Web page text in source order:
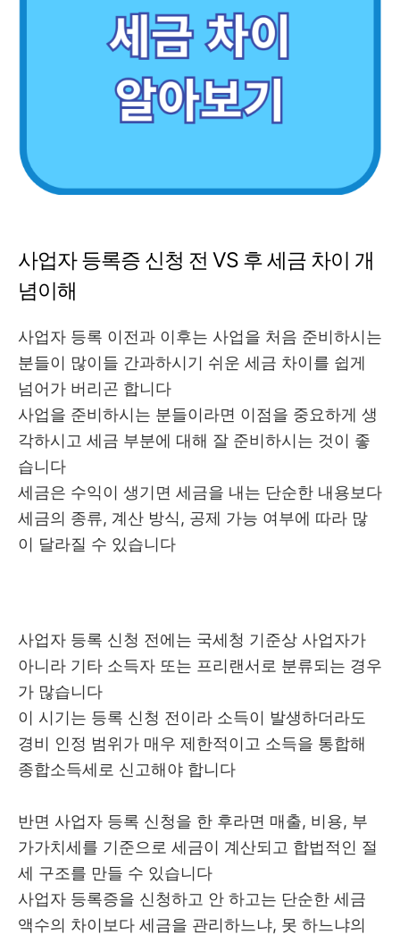
사업자 등록증 신청 전 VS 후 세금 차이 개
념이해
사업자 등록 이전과 이후는 사업을 처음 준비하시는
분들이 많이들 간과하시기 쉬운 세금 차이를 쉽게
넘어가 버리곤 합니다
사업을 준비하시는 분들이라면 이점을 중요하게 생
각하시고 세금 부분에 대해 잘 준비하시는 것이 좋
습니다
세금은 수익이 생기면 세금을 내는 단순한 내용보다
세금의 종류, 계산 방식, 공제 가능 여부에 따라 많
이 달라질 수 있습니다
사업자 등록 신청 전에는 국세청 기준상 사업자가
아니라 기타 소득자 또는 프리랜서로 분류되는 경우
가 많습니다
이 시기는 등록 신청 전이라 소득이 발생하더라도
경비 인정 범위가 매우 제한적이고 소득을 통합해
종합소득세로 신고해야 합니다
반면 사업자 등록 신청을 한 후라면 매출, 비용, 부
가가치세를 기준으로 세금이 계산되고 합법적인 절
세 구조를 만들 수 있습니다
사업자 등록증을 신청하고 안 하고는 단순한 세금
액수의 차이보다 세금을 관리하느냐, 못 하느냐의